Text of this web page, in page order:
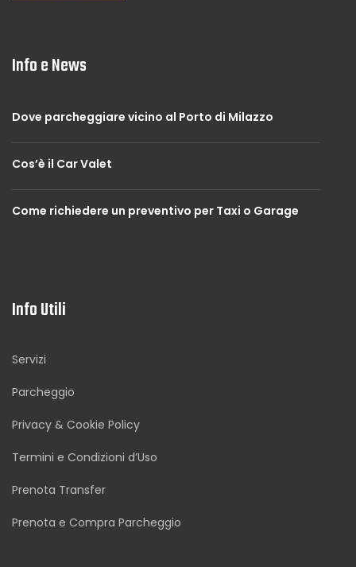
Info e News
Dove parcheggiare vicino al Porto di Milazzo
Cos’è il Car Valet
Come richiedere un preventivo per Taxi o Garage
Info Utili
Servizi
Parcheggio
Privacy & Cookie Policy
Termini e Condizioni d’Uso
Prenota Transfer
Prenota e Compra Parcheggio